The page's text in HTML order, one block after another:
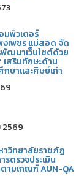
มพิวเตอร์
เพชร แม่สอด จัด
ฒนาเว็บไซต์ด้วย
เสริมทักษะด้าน
ษาและศิษย์เก่า
2569
าวิทยาลัยราชภัฏ
ตรวจประเมิน
ามเกณฑ์ AUN-QA